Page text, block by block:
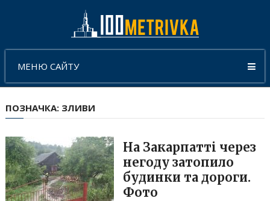
МЕНЮ САЙТУ
ПОЗНАЧКА: ЗЛИВИ
На Закарпатті через
негоду затопило
будинки та дороги.
Фото